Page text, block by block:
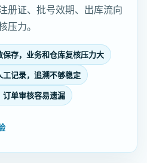
册证、批号效期、出库流向
压力。
存，业务和仓库复核压力大
记录，追溯不够稳定
单审核容易遗漏